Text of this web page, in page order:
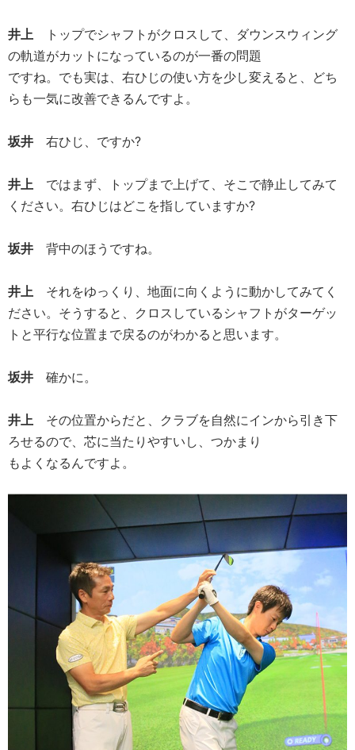
井上 トップでシャフトがクロスして、ダウンスウィング
の軌道がカットになっているのが一番の問題
ですね。でも実は、右ひじの使い方を少し変えると、どち
らも一気に改善できるんですよ。
坂井 右ひじ、ですか?
井上 ではまず、トップまで上げて、そこで静止してみて
ください。右ひじはどこを指していますか?
坂井 背中のほうですね。
井上 それをゆっくり、地面に向くように動かしてみてく
ださい。そうすると、クロスしているシャフトがターゲッ
トと平行な位置まで戻るのがわかると思います。
坂井 確かに。
井上 その位置からだと、クラブを自然にインから引き下
ろせるので、芯に当たりやすいし、つかまり
もよくなるんですよ。